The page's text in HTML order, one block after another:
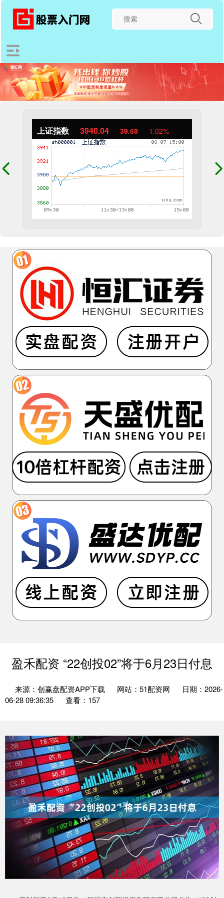
上证指数 3940.04 39.68 1.02%
盈禾配资 “22创投02”将于6月23日付息
来源：创赢盘配资APP下载 网站：51配资网
日期：2026-
06-28 09:36:35
查看：157